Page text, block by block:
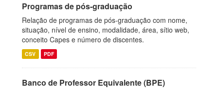
Programas de pós-graduação
Relação de programas de pós-graduação com nome,
situação, nível de ensino, modalidade, área, sítio web,
conceito Capes e número de discentes.
CSV PDF
Banco de Professor Equivalente (BPE)